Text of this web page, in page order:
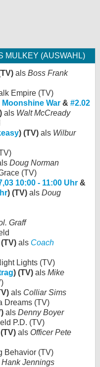
MULKEY (AUSWAHL)
als Boss Frank
Empire (TV)
Moonshine War & #2.02
als Walt McCready
) (TV) als Wilbur
Doug Norman
(TV)
10:00 - 11:00 Uhr &
) (TV) als Doug
Graff
(TV) als Coach
Lights (TV)
) (TV) als Mike
als Colliar Sims
Dreams (TV)
als Denny Boyer
P.D. (TV)
als Officer Pete
Behavior (TV)
Hank Jennings